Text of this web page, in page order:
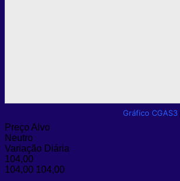
Gráfico CGAS3
Preço Alvo
Neutro
Variação Diária
104,00
104,00 104,00